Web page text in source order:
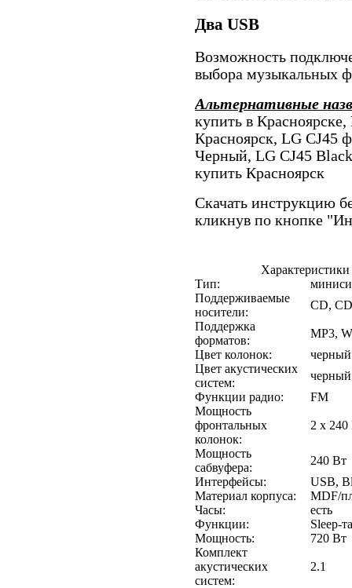
Два USB
Возможность
выбора музыкальных
Альтернативные
купить в
Красноярск, LG CJ45
Черный, LG CJ45
купить Красноярск
Скачать инструкцию
кликнув по кнопке
Тип:
Поддерживаемые
носители:
CD,
Поддержка
форматов:
MP3,
Цвет колонок:
черный
Цвет акустических
систем:
черный
Функции радио:
FM
Мощность
фронтальных
колонок:
2 х 240
Мощность
сабвуфера:
240 Вт
Интерфейсы:
USB,
Материал корпуса:
MDF/
Часы:
есть
Функции:
Sleep-
Мощность:
720 Вт
Комплект
акустических
систем:
2.1